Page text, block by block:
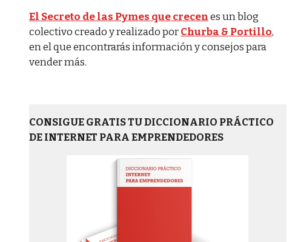
El Secreto de las Pymes que crecenes un blog
colectivo creado y realizado porChurba & Portillo,
en el que encontrarás información y consejos para
vender más.
CONSIGUE GRATIS TU DICCIONARIO PRÁCTICO
DE INTERNET PARA EMPRENDEDORES